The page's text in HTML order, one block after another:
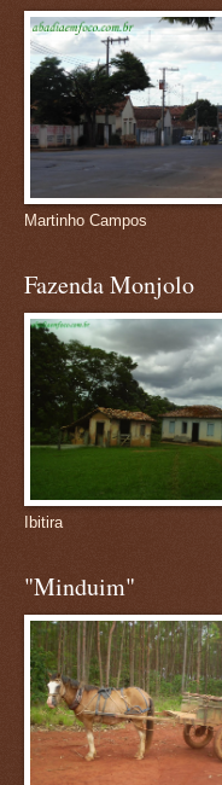
Martinho Campos
Fazenda Monjolo
Ibitira
"Minduim"